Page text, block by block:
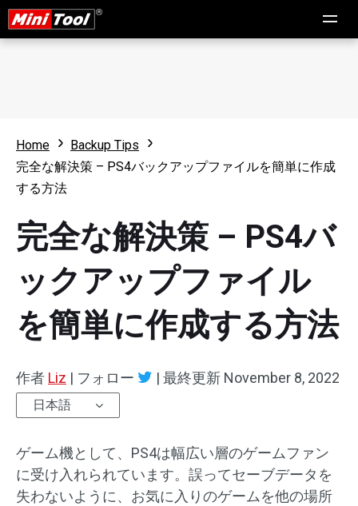
Home
Backup Tips
完全な解決策 – PS4バックアップファイルを簡単に作成
する方法
完全な解決策 – PS4バ
ックアップファイル
を簡単に作成する方法
作者 Liz | フォロー | 最終更新 November 8, 2022
日本語
ゲーム機として、PS4は幅広い層のゲームファン
に受け入れられています。誤ってセーブデータを
失わないように、お気に入りのゲームを他の場所